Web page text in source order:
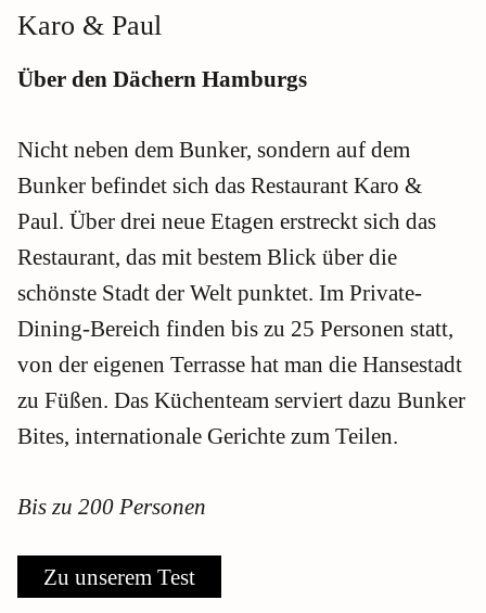
Karo & Paul
Über den Dächern Hamburgs
Nicht neben dem Bunker, sondern auf dem
Bunker befindet sich das Restaurant Karo &
Paul. Über drei neue Etagen erstreckt sich das
Restaurant, das mit bestem Blick über die
schönste Stadt der Welt punktet. Im Private-
Dining-Bereich finden bis zu 25 Personen statt,
von der eigenen Terrasse hat man die Hansestadt
zu Füßen. Das Küchenteam serviert dazu Bunker
Bites, internationale Gerichte zum Teilen.
Bis zu 200 Personen
Zu unserem Test